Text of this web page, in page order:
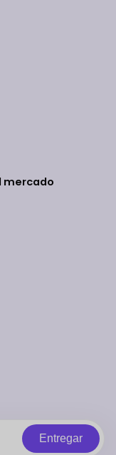
mercado
Entregar